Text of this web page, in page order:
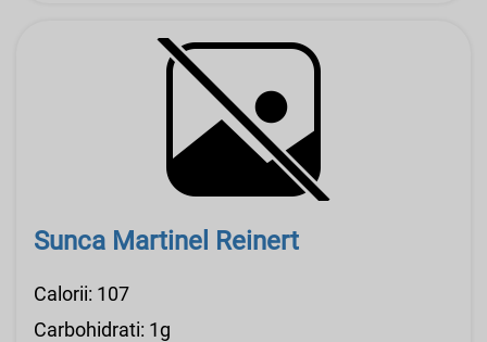
Sunca Martinel Reinert
Calorii: 107
Carbohidrati: 1g